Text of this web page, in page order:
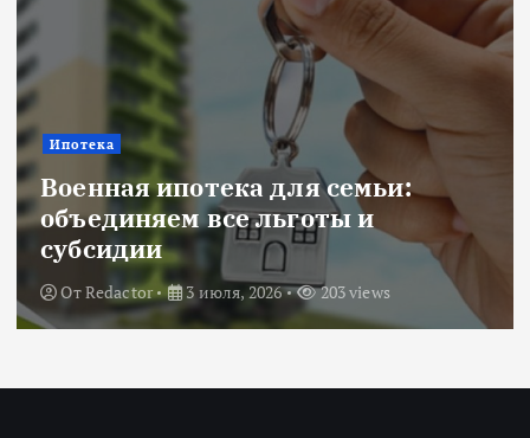
Title: ИИ в финансовом секторе:
оценка рисков и выбор банка
ОтRedactor 18 июня, 2026 223 views